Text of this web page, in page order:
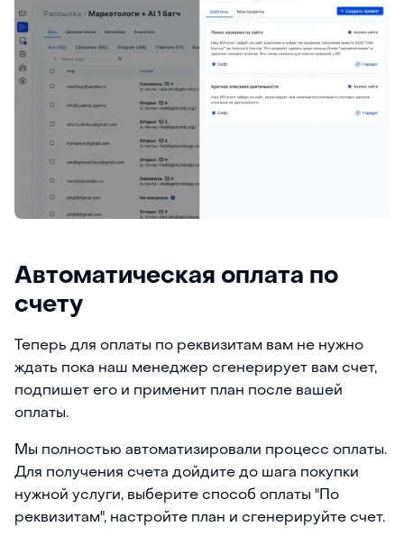
Автоматическая оплата по
счету
Теперь для оплаты по реквизитам вам не нужно
ждать пока наш менеджер сгенерирует вам счет,
подпишет его и применит план после вашей
оплаты.
Мы полностью автоматизировали процесс оплаты.
Для получения счета дойдите до шага покупки
нужной услуги, выберите способ оплаты "По
реквизитам", настройте план и сгенерируйте счет.